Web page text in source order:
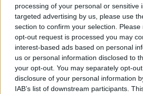
processing of your personal or sensitive
targeted advertising by us, please use
section to confirm your selection.
opt-out request is processed you may
interest-based ads based on personal
us or personal information disclosed to
your opt-out. You may separately opt-
disclosure of your personal information
IAB’s list of downstream participants.
SENCOR je tu už vyše 50
určite nevedeli!
Diskusia